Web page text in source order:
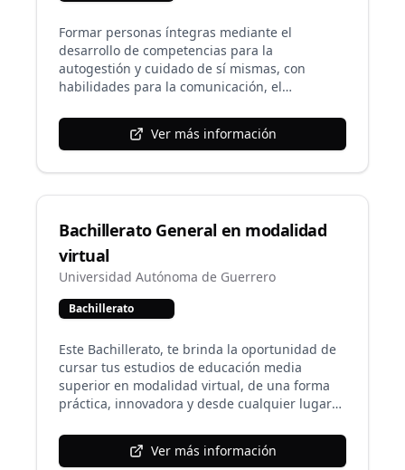
Formar personas íntegras mediante el
desarrollo de competencias para la
autogestión y cuidado de sí mismas, con
habilidades para la comunicación, el
el trabajo en equipo, con conciencia cívica y
ética. Los egresados desarrollan habilidades
información.
Ver más información
Bachillerato General en modalidad
virtual
Universidad Autónoma de Guerrero
Bachillerato
Este Bachillerato, te brinda la oportunidad de
cursar tus estudios de educación media
superior en modalidad virtual, de una forma
práctica, innovadora y desde cualquier lugar
tu computadora, iPad, Tablet o desde un
dispositivo móvil. El modelo educativo del
Ver más información